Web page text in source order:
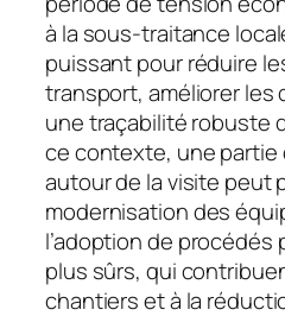
à la sous-traitance
puissant pour réduire
transport, améliorer les
une traçabilité robuste
ce contexte, une partie
autour de la visite peut
modernisation des
l’adoption de
plus sûrs, qui
chantiers et à la